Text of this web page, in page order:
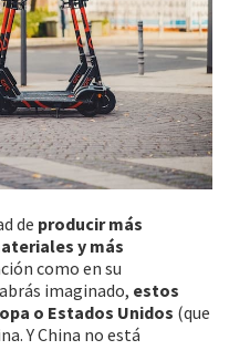
de producir más
y más
como en su
imaginado, estos
o Estados Unidos (que
Y China no está